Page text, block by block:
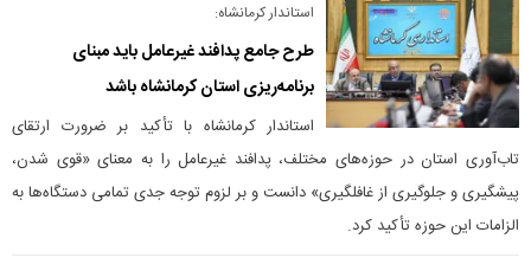
استاندار کرمانشاه:
طرح جامع پدافند غیرعامل باید مبنای
برنامه‌ریزی استان کرمانشاه باشد
استاندار کرمانشاه با تأکید بر ضرورت ارتقای
تاب‌آوری استان در حوزه‌های مختلف، پدافند غیرعامل را به معنای «قوی شدن،
پیشگیری و جلوگیری از غافلگیری» دانست و بر لزوم توجه جدی تمامی دستگاه‌ها به
الزامات این حوزه تأکید کرد.